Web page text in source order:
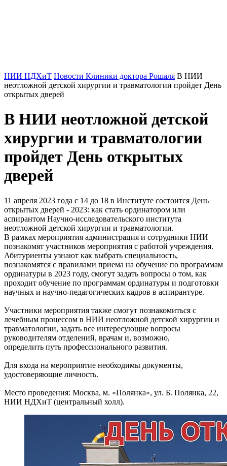
НИИ НДХиТ Новости Клиники доктора Рошаля В НИИ
неотложной детской хирургии и травматологии пройдет День
открытых дверей
В НИИ неотложной детской
хирургии и травматологии
пройдет День открытых
дверей
11 апреля 2023 года с 14 до 18 в Институте состоится День
открытых дверей - 2023: как стать ординатором или
аспирантом Научно-исследовательского института
неотложной детской хирургии и травматологии.
В рамках мероприятия администрация и сотрудники НИИ
познакомят участников мероприятия с работой учреждения.
Абитуриенты узнают как выбрать специальность,
познакомятся с правилами приема на обучение по программам
ординатуры в 2023 году, смогут задать вопросы о том, как
проходит обучение по программам ординатуры и подготовки
научных и научно-педагогических кадров в аспирантуре.
Участники мероприятия также смогут познакомиться с
лечебным процессом в НИИ неотложной детской хирургии и
травматологии, задать все интересующие вопросы
руководителям отделений, врачам и, возможно,
определить путь профессионального развития.
Для входа на мероприятие необходимы документы,
удостоверяющие личность.
Место проведения: Москва, м. «Полянка», ул. Б. Полянка, 22,
НИИ НДХиТ (центральный холл).